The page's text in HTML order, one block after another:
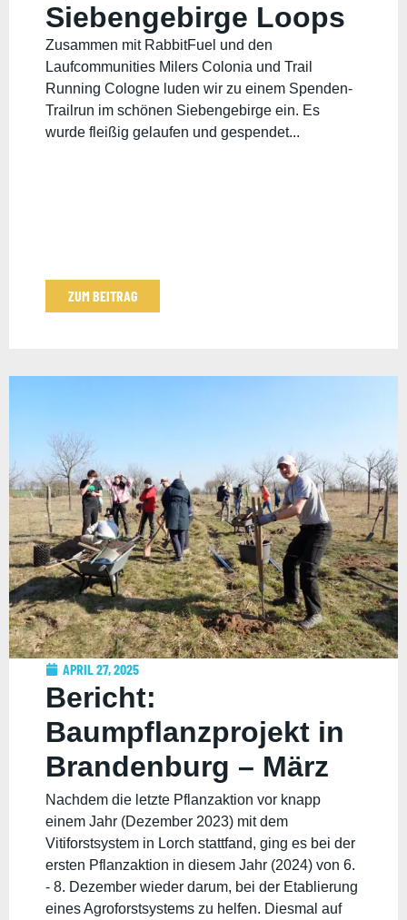
Siebengebirge Loops
Zusammen mit RabbitFuel und den
Laufcommunities Milers Colonia und Trail
Running Cologne luden wir zu einem Spenden-
Trailrun im schönen Siebengebirge ein. Es
wurde fleißig gelaufen und gespendet...
ZUM BEITRAG
APRIL 27, 2025
Bericht:
Baumpflanzprojekt in
Brandenburg – März
2025 von Marike und
Lukas
Nachdem die letzte Pflanzaktion vor knapp
einem Jahr (Dezember 2023) mit dem
Vitiforstsystem in Lorch stattfand, ging es bei der
ersten Pflanzaktion in diesem Jahr (2024) von 6.
- 8. Dezember wieder darum, bei der Etablierung
eines Agroforstsystems zu helfen. Diesmal auf